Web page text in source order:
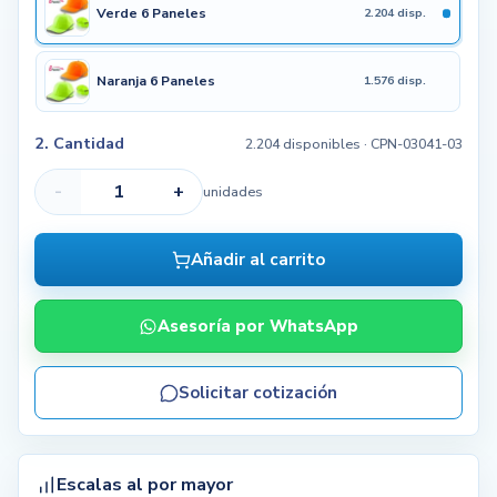
Verde 6 Paneles 2.204 disp.
Naranja 6 Paneles 1.576 disp.
2. Cantidad 2.204 disponibles · CPN-03041-03
- + unidades
Añadir al carrito
Asesoría por WhatsApp
Solicitar cotización
Escalas al por mayor